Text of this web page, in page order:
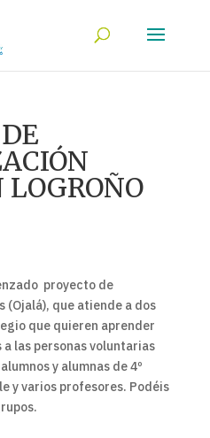
proyecto de
que atiende a dos
que quieren aprender
las personas voluntarias
y alumnas de 4º
y varios profesores. Podéis